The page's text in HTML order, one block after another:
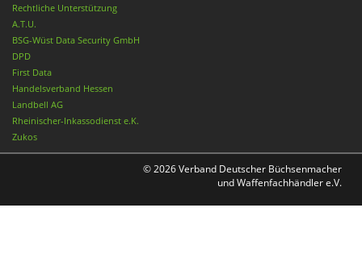
Rechtliche Unterstützung
A.T.U.
BSG-Wüst Data Security GmbH
DPD
First Data
Handelsverband Hessen
Landbell AG
Rheinischer-Inkassodienst e.K.
Zukos
© 2026 Verband Deutscher Büchsenmacher
und Waffenfachhändler e.V.